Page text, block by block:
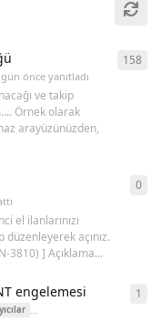
önceyanıtladı
ve takip
Örnek olarak
arayüzünüzden,
158
el ilanlarınızı
düzenleyerek açınız.
3810) ] Açıklama...
0
engelemesi 1